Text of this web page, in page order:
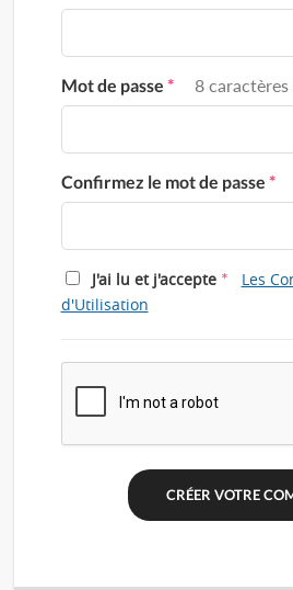
Mot de passe * 8 caractères
Confirmez le mot de passe *
J'ai lu et j'accepte *
Les
d'Utilisation